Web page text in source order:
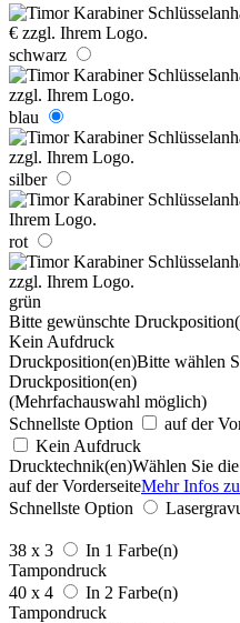
schwarz
blau
silber
rot
grün
Bitte gewünschte
Kein Aufdruck
Druckposition(en)Bitte wählen
Druckposition(en)
(Mehrfachauswahl möglich)
Schnellste Option
auf der
Kein Aufdruck
Drucktechnik(en)Wählen Sie
auf der VorderseiteMehr Infos
Schnellste Option
38 x 3
In 1 Farbe(n)
Tampondruck
40 x 4
In 2 Farbe(n)
Tampondruck